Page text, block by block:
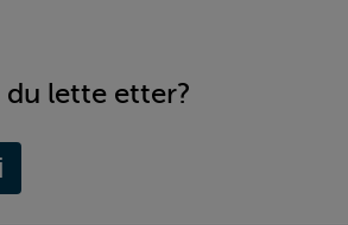
du lette etter?